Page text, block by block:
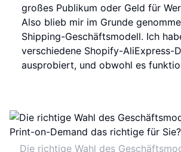
großes Publikum oder Geld für
Also blieb mir im Grunde
Shipping-Geschäftsmodell. Ich
verschiedene Shopify-AliExpress-
ausprobiert, und obwohl es
Die richtige Wahl des